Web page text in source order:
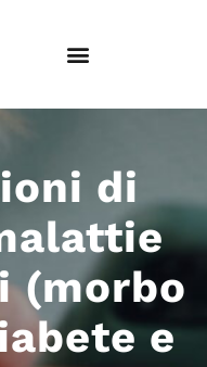
di
(morbo
e